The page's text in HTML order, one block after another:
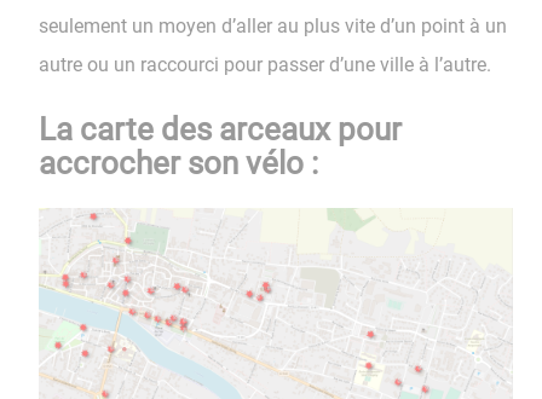
seulement un moyen d’aller au plus vite d’un point à un
autre ou un raccourci pour passer d’une ville à l’autre.
La carte des arceaux pour
accrocher son vélo :